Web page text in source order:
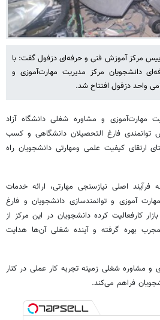
مرکز آموزش فنی و حرفه‌ای دزفول گفت: با
دانشجویان مرکز مدیریت مهارت‌آموزی و
واحد دزفول افتتاح شد.
مهارت‌آموزی و مشاوره شغلی دانشگاه آزاد
توانمندی فارغ التحصیلان دانشگاهی و کسب
کیفیت علمی ومهارتی دانشجویان راه
فرآیند اصلی نیازسنجی مهارتی، ارائه خدمات
آموزی و توانمندسازی دانشجویان و فارغ
کارفعالیت کرده دانشجویان در این مرکز از
بهره گرفته و آینده شغلی آن‌ها هدایت
و مشاوره شغلی زمینه تجربه کار عملی در کنار
فراهم می‌کند.